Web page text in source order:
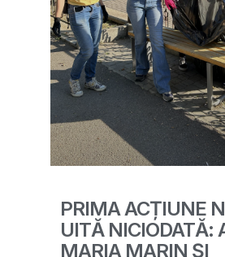
PRIMA ACȚIUNE
UITĂ NICIODATĂ:
MARIA MARIN ȘI